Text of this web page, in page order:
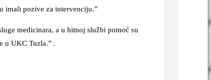
imali pozive za intervenciju.”
medicinara, a u hitnoj službi pomoć su
u UKC Tuzla.” .